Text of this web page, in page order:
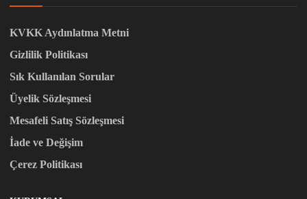
KVKK Aydınlatma Metni
Gizlilik Politikası
Sık Kullanılan Sorular
Üyelik Sözleşmesi
Mesafeli Satış Sözleşmesi
İade ve Değişim
Çerez Politikası